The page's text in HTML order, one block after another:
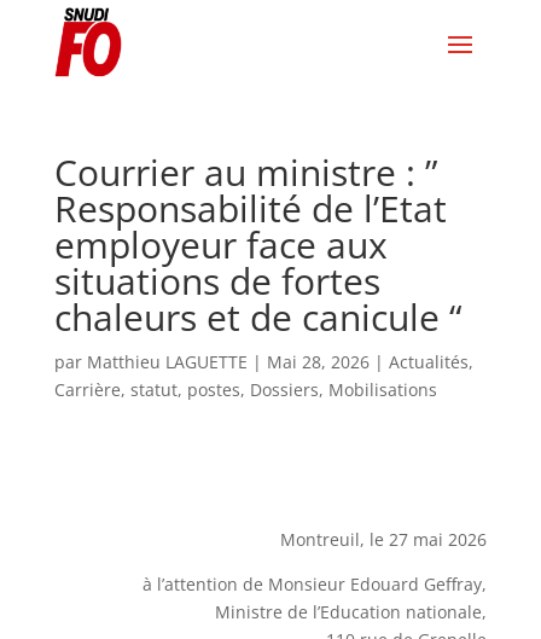
Courrier au ministre : ”
Responsabilité de l’Etat
employeur face aux
situations de fortes
chaleurs et de canicule “
par Matthieu LAGUETTE | Mai 28, 2026| Actualités,
Carrière, statut, postes, Dossiers, Mobilisations
Montreuil, le 27 mai 2026
à l’attention de Monsieur Edouard Geffray,
Ministre de l’Education nationale,